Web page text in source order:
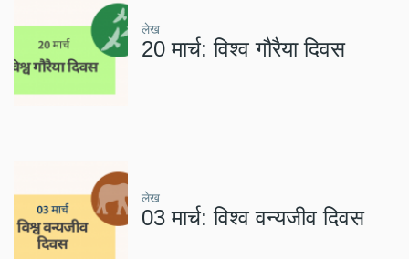
लेख
20 मार्च: विश्व गौरैया दिवस
लेख
03 मार्च: विश्व वन्यजीव दिवस